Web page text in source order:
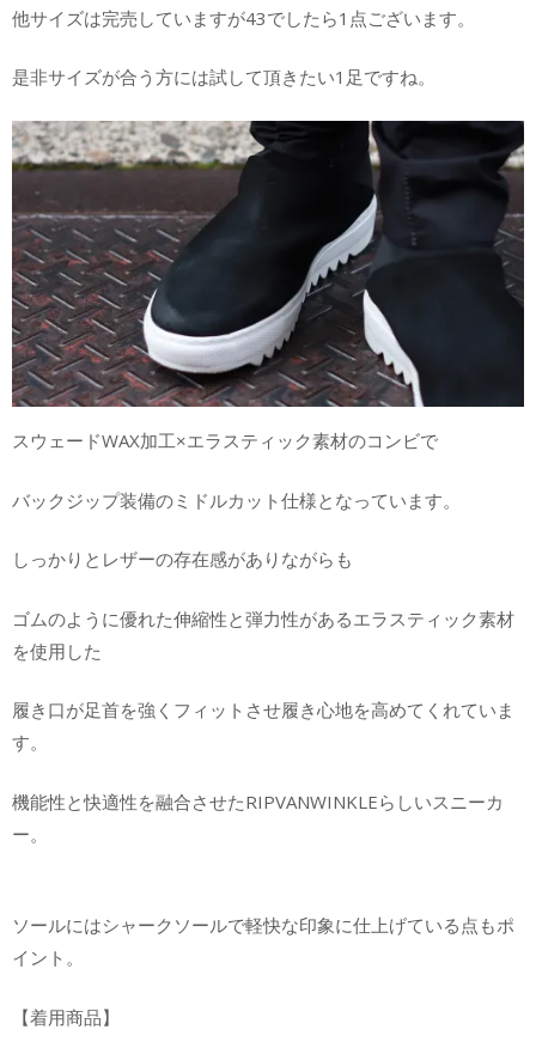
他サイズは完売していますが43でしたら1点ございます。
是非サイズが合う方には試して頂きたい1足ですね。
スウェードWAX加工×エラスティック素材のコンビで
バックジップ装備のミドルカット仕様となっています。
しっかりとレザーの存在感がありながらも
ゴムのように優れた伸縮性と弾力性があるエラスティック素材
を使用した
履き口が足首を強くフィットさせ履き心地を高めてくれていま
す。
機能性と快適性を融合させたRIPVANWINKLEらしいスニーカ
ー。
ソールにはシャークソールで軽快な印象に仕上げている点もポ
イント。
【着用商品】